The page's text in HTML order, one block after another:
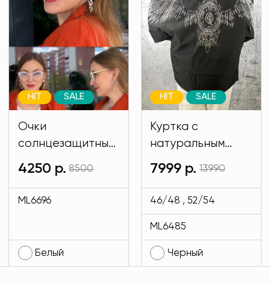
Очки
солнцезащитные
имиджевые
белого цвета
MODLAV ML6696-
HIT SALE
4250 р. 8500
ML6696
Белый
Куртка с
натуральным
мехом и на
подкладе кролик
черного цвета
MODLAV ML6485-
13
HIT SALE
7999 р. 13990
46/48 , 52/54
ML6485
Черный